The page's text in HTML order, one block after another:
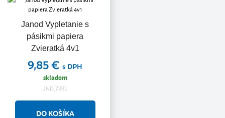
Janod Vypletanie s
pásikmi papiera
Zvieratká 4v1
9,85 € s DPH
skladom
JND.7881